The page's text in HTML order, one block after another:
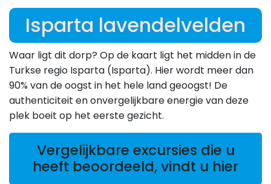
Isparta lavendelvelden
Waar ligt dit dorp? Op de kaart ligt het midden in de
Turkse regio Isparta (Isparta). Hier wordt meer dan
90% van de oogst in het hele land geoogst! De
authenticiteit en onvergelijkbare energie van deze
plek boeit op het eerste gezicht.
Vergelijkbare excursies die u
heeft beoordeeld, vindt u hier